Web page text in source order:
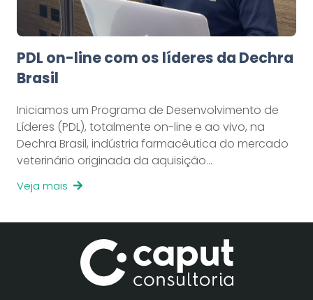
PDL on-line com os líderes da Dechra
Brasil
Iniciamos um Programa de Desenvolvimento de
Líderes (PDL), totalmente on-line e ao vivo, na
Dechra Brasil, indústria farmacêutica do mercado
veterinário originada da aquisição…
Veja mais